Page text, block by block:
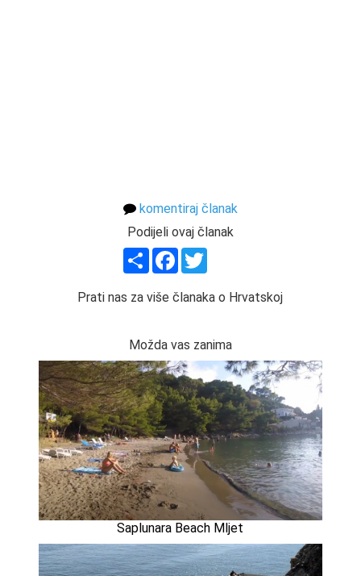
komentiraj članak
Podijeli ovaj članak
ShareFacebook
Prati nas za više članaka o Hrvatskoj
Možda vas zanima
Saplunara Beach Mljet